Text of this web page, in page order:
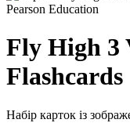
Fly High 3
Flashcards
Набір карток із